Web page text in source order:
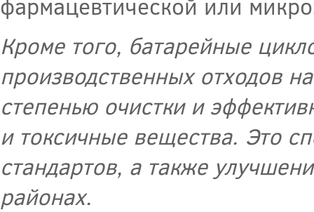
Кроме того, батарейные
производственных отходов
степенью очистки и
и токсичные вещества. Это
стандартов, а также
районах.